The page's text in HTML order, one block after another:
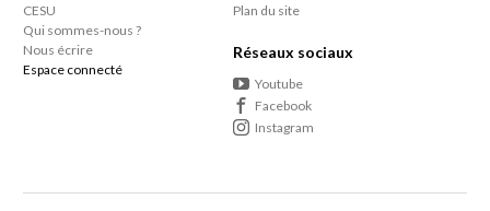
CESU
Qui sommes-nous ?
Nous écrire
Espace connecté
Plan du site
Réseaux sociaux
Youtube
Facebook
Instagram